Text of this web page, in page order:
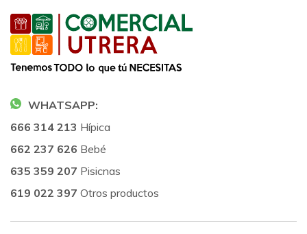
WHATSAPP:
666 314 213 Hípica
662 237 626 Bebé
635 359 207 Pisicnas
619 022 397 Otros productos